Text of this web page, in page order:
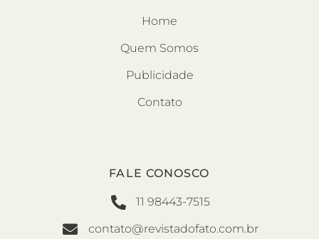
Home
Quem Somos
Publicidade
Contato
FALE CONOSCO
11 98443-7515
contato@revistadofato.com.br